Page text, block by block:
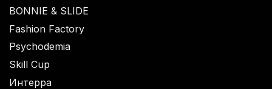
BONNIE & SLIDE
Fashion Factory
Psychodemia
Skill Cup
Интерра